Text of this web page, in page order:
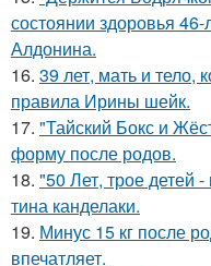
состоянии здоровья
Алдонина.
16. 39 лет, мать и тело,
правила Ирины шейк.
17. "Тайский Бокс и
форму после родов.
18. "50 Лет, трое детей
тина канделаки.
19. Минус 15 кг после
впечатляет.